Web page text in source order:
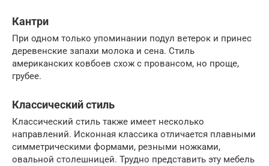
Кантри
При одном только упоминании подул ветерок и принес
деревенские запахи молока и сена. Стиль
американских ковбоев схож с провансом, но проще,
грубее.
Классический стиль
Классический стиль также имеет несколько
направлений. Исконная классика отличается плавными
симметрическими формами, резными ножками,
овальной столешницей. Трудно представить эту мебель